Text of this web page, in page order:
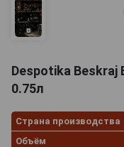
Despotika
0.75л
Страна производства
Объём